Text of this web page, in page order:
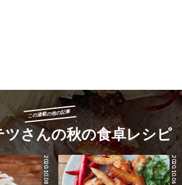
この連載の他の記事
ツさんの秋の食卓レシピ
2020.10.08 2020.10.06